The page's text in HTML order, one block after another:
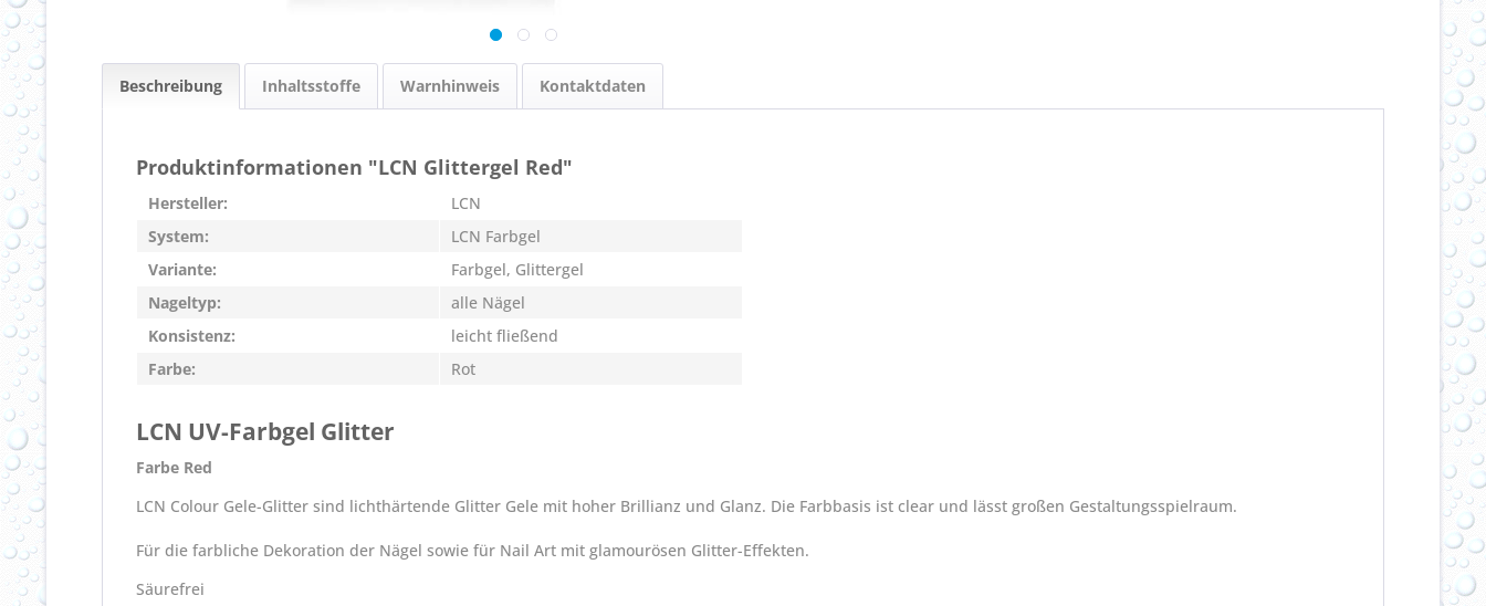
Beschreibung Inhaltsstoffe Warnhinweis Kontaktdaten
Produktinformationen "LCN Glittergel Red"
Hersteller:
LCN
System:
LCN Farbgel
Variante:
Farbgel, Glittergel
Nageltyp:
alle Nägel
Konsistenz:
leicht fließend
Farbe:
Rot
LCN UV-Farbgel Glitter
Farbe Red
LCN Colour Gele-Glitter sind lichthärtende Glitter Gele mit hoher Brillianz und Glanz. Die Farbbasis ist clear und lässt großen Gestaltungsspielraum.
Für die farbliche Dekoration der Nägel sowie für Nail Art mit glamourösen Glitter-Effekten.
Säurefrei